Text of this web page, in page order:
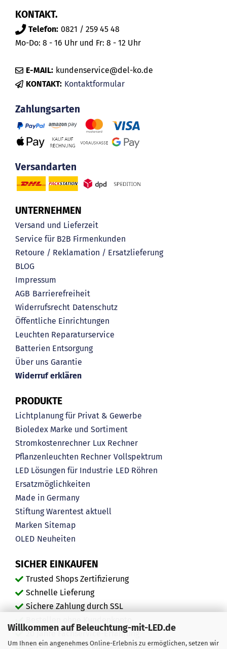
Willkommen auf Beleuchtung-mit-LED.de
Um Ihnen ein angenehmes Online-Erlebnis zu ermöglichen, setzen wir
KONTAKT.
Telefon: 0821 / 259 45 48
Mo-Do: 8 - 16 Uhr und Fr: 8 - 12 Uhr
E-MAIL: kundenservice@del-ko.de
KONTAKT: Kontaktformular
Zahlungsarten
Versandarten
UNTERNEHMEN
Versand und Lieferzeit
Service für B2B Firmenkunden
Retoure / Reklamation / Ersatzlieferung
BLOG
Impressum
AGB Barrierefreiheit
Widerrufsrecht Datenschutz
Öffentliche Einrichtungen
Leuchten Reparaturservice
Batterien Entsorgung
Über uns Garantie
Widerruf erklären
PRODUKTE
Lichtplanung für Privat & Gewerbe
Bioledex Marke und Sortiment
Stromkostenrechner Lux Rechner
Pflanzenleuchten Rechner Vollspektrum
LED Lösungen für Industrie LED Röhren
Ersatzmöglichkeiten
Made in Germany
Stiftung Warentest aktuell
Marken Sitemap
OLED Neuheiten
SICHER EINKAUFEN
Trusted Shops Zertifizierung
Schnelle Lieferung
Sichere Zahlung durch SSL
20 Jahre Fachservice-Erfahrung